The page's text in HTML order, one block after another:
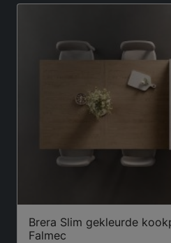
Brera Slim gekleurde
Falmec